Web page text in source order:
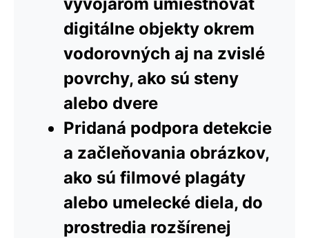
digitálne objekty okrem
vodorovných aj na zvislé
povrchy, ako sú steny
alebo dvere
Pridaná podpora detekcie
a začleňovania obrázkov,
ako sú filmové plagáty
alebo umelecké diela, do
prostredia rozšírenej